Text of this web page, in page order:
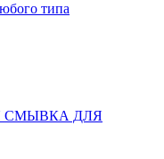
типа